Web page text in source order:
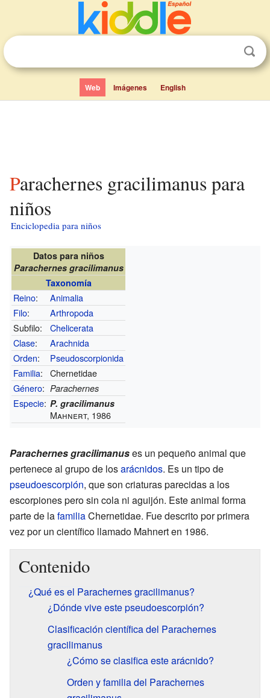
Web Imágenes English
Parachernes gracilimanus para
niños
Enciclopedia para niños
Datos para niños
Parachernes gracilimanus
Taxonomía
Reino:
Animalia
Filo:
Arthropoda
Subfilo:
Chelicerata
Clase:
Arachnida
Orden:
Pseudoscorpionida
Familia:
Chernetidae
Género: Parachernes
Especie: P. gracilimanus
Mahnert, 1986
Parachernes gracilimanuses un pequeño animal que
pertenece al grupo de losarácnidos. Es un tipo de
pseudoescorpión, que son criaturas parecidas a los
escorpiones pero sin cola ni aguijón. Este animal forma
parte de lafamiliaChernetidae. Fue descrito por primera
vez por un científico llamado Mahnert en 1986.
Contenido
¿Qué es el Parachernes gracilimanus?
¿Dónde vive este pseudoescorpión?
Clasificación científica del Parachernes
gracilimanus
¿Cómo se clasifica este arácnido?
Orden y familia del Parachernes